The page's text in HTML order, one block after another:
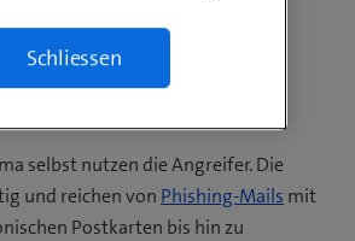
mit Abläufen und Personen und
Betrugsversuche.
Ferien
selbst nutzen die Angreifer. Die
und reichen von Phishing-Mails mit
Postkarten bis hin zu
Schliessen